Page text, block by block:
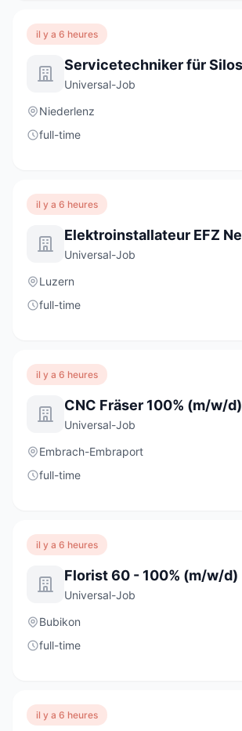
il y a 6 heures
Universal-Job
Niederlenz
full-time
il y a 6 heures
Universal-Job
Luzern
full-time
il y a 6 heures
CNC Fräser 100% (m/w/d)
Universal-Job
Embrach-Embraport
full-time
il y a 6 heures
Florist 60 - 100% (m/w/d)
Universal-Job
Bubikon
full-time
il y a 6 heures